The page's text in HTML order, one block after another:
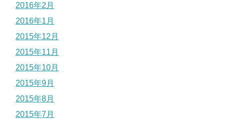
2016年2月
2016年1月
2015年12月
2015年11月
2015年10月
2015年9月
2015年8月
2015年7月